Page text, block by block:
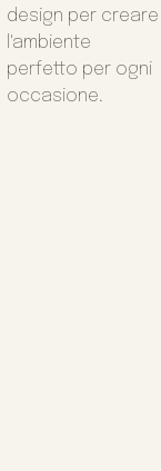
design per creare
l'ambiente
perfetto per ogni
occasione.